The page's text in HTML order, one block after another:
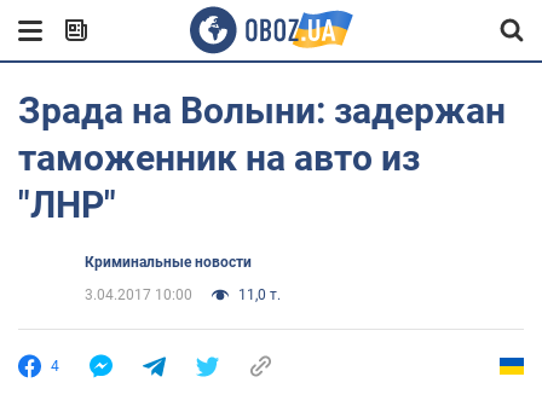
Зрада на Волыни: задержан
таможенник на авто из
"ЛНР"
Криминальные новости
3.04.2017 10:00
11,0 т.
4